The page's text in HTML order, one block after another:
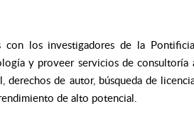
los investigadores de la
y proveer servicios de consultoría
derechos de autor, búsqueda de
de alto potencial.